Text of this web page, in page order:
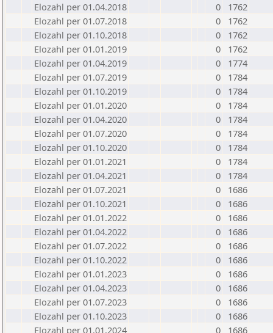
Elozahl per 01.04.2018
0
1762
Elozahl per 01.07.2018
0
1762
Elozahl per 01.10.2018
0
1762
Elozahl per 01.01.2019
0
1762
Elozahl per 01.04.2019
0
1774
Elozahl per 01.07.2019
0
1784
Elozahl per 01.10.2019
0
1784
Elozahl per 01.01.2020
0
1784
Elozahl per 01.04.2020
0
1784
Elozahl per 01.07.2020
0
1784
Elozahl per 01.10.2020
0
1784
Elozahl per 01.01.2021
0
1784
Elozahl per 01.04.2021
0
1784
Elozahl per 01.07.2021
0
1686
Elozahl per 01.10.2021
0
1686
Elozahl per 01.01.2022
0
1686
Elozahl per 01.04.2022
0
1686
Elozahl per 01.07.2022
0
1686
Elozahl per 01.10.2022
0
1686
Elozahl per 01.01.2023
0
1686
Elozahl per 01.04.2023
0
1686
Elozahl per 01.07.2023
0
1686
Elozahl per 01.10.2023
0
1686
Elozahl per 01.01.2024
0
1686